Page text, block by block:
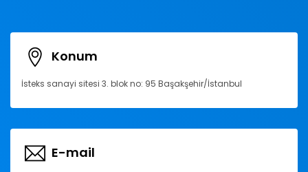
Konum
İsteks sanayi sitesi 3. blok no: 95 Başakşehir/İstanbul
E-mail